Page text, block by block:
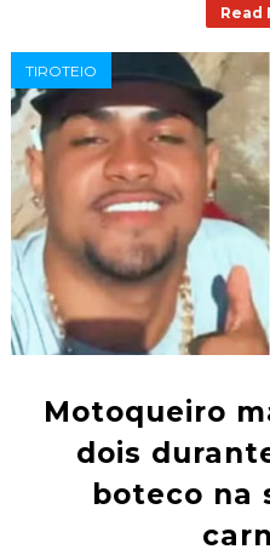
Read
TIROTEIO
Motoqueiro
dois
boteco na